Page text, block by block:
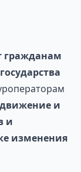
гражданам
и
и
изменения